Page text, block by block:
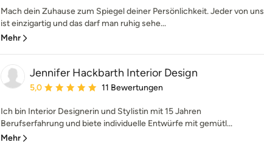
Mach dein Zuhause zum Spiegel deiner Persönlichkeit. Jeder von uns
ist einzigartig und das darf man ruhig sehe...
Mehr
Jennifer Hackbarth Interior Design
Durchschnittliche Bewertung: 5 von 5 Sternen
5,0 11 Bewertungen
Ich bin Interior Designerin und Stylistin mit 15 Jahren
Berufserfahrung und biete individuelle Entwürfe mit gemütl...
Mehr